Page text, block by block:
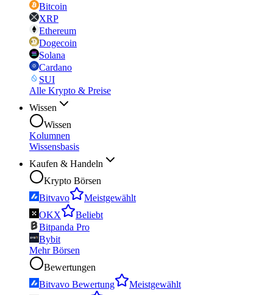
Bitcoin
XRP
Ethereum
Dogecoin
Solana
Cardano
SUI
Alle Krypto & Preise
Wissen
Wissen
Kolumnen
Wissensbasis
Kaufen & Handeln
Krypto Börsen
Bitvavo
Meistgewählt
OKX
Beliebt
Bitpanda Pro
Bybit
Mehr Börsen
Bewertungen
Bitvavo Bewertung
Meistgewählt